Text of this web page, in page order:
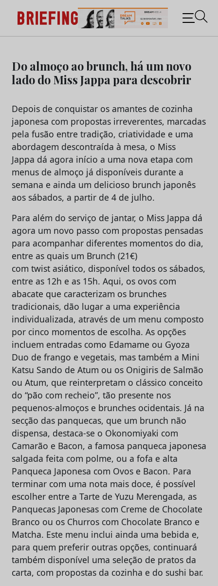
content
Briefing: Todas as notícias sobre os negócios do
Marketing e da Publicidade
Do almoço ao brunch, há um novo
lado do Miss Jappa para descobrir
Depois de conquistar os amantes de cozinha
japonesa com propostas irreverentes, marcadas
pela fusão entre tradição, criatividade e uma
abordagem descontraída à mesa, o Miss
Jappa dá agora início a uma nova etapa com
menus de almoço já disponíveis durante a
semana e ainda um delicioso brunch japonês
aos sábados, a partir de 4 de julho.
Para além do serviço de jantar, o Miss Jappa dá
agora um novo passo com propostas pensadas
para acompanhar diferentes momentos do dia,
entre as quais um Brunch (21€)
com twist asiático, disponível todos os sábados,
entre as 12h e as 15h. Aqui, os ovos com
abacate que caracterizam os brunches
tradicionais, dão lugar a uma experiência
individualizada, através de um menu composto
por cinco momentos de escolha. As opções
incluem entradas como Edamame ou Gyoza
Duo de frango e vegetais, mas também a Mini
Katsu Sando de Atum ou os Onigiris de Salmão
ou Atum, que reinterpretam o clássico conceito
do “pão com recheio”, tão presente nos
pequenos-almoços e brunches ocidentais. Já na
secção das panquecas, que um brunch não
dispensa, destaca-se o Okonomiyaki com
Camarão e Bacon, a famosa panqueca japonesa
salgada feita com polme, ou a fofa e alta
Panqueca Japonesa com Ovos e Bacon. Para
terminar com uma nota mais doce, é possível
escolher entre a Tarte de Yuzu Merengada, as
Panquecas Japonesas com Creme de Chocolate
Branco ou os Churros com Chocolate Branco e
Matcha. Este menu inclui ainda uma bebida e,
para quem preferir outras opções, continuará
também disponível uma seleção de pratos da
carta, com propostas da cozinha e do sushi bar.